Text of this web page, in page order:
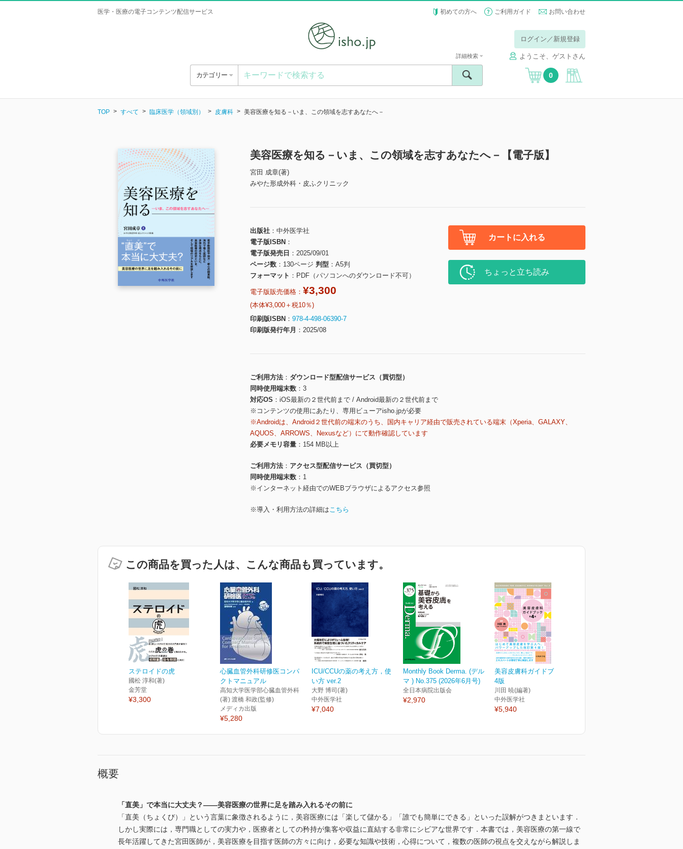
医学・医療の電子コンテンツ配信サービス 初めての方へ ご利用ガイド お問い合わせ
ログイン／新規登録
ようこそ、ゲストさん
カテゴリー
詳細検索
0
TOP すべて 臨床医学（領域別） 皮膚科 美容医療を知る－いま、この領域を志すあなたへ－
美容医療を知る－いま、この領域を志すあなたへ－【電子版】
宮田 成章(著)
みやた形成外科・皮ふクリニック
出版社
中外医学社
電子版ISBN
電子版発売日
2025/09/01
ページ数
130ページ 判型
A5判
フォーマット
PDF（パソコンへのダウンロード不可）
電子版販売価格： ¥3,300
(本体¥3,000＋税10％)
印刷版ISBN
978-4-498-06390-7
印刷版発行年月
2025/08
カートに入れる
ちょっと立ち読み
ご利用方法
ダウンロード型配信サービス（買切型）
同時使用端末数
3
対応OS
iOS最新の２世代前まで / Android最新の２世代前まで
※コンテンツの使用にあたり、専用ビューアisho.jpが必要
※Androidは、Android２世代前の端末のうち、国内キャリア経由で販売されている端末（Xperia、GALAXY、
AQUOS、ARROWS、Nexusなど）にて動作確認しています
必要メモリ容量
154 MB以上
ご利用方法
アクセス型配信サービス（買切型）
同時使用端末数
1
※インターネット経由でのWEBブラウザによるアクセス参照
※導入・利用方法の詳細はこちら
この商品を買った人は、こんな商品も買っています。
ステロイドの虎
國松 淳和(著)
金芳堂
¥3,300
心臓血管外科研修医コンパ
クトマニュアル
高知大学医学部心臓血管外科
(著) 渡橋 和政(監修)
メディカ出版
¥5,280
ICU/CCUの薬の考え方，使
い方 ver.2
大野 博司(著)
中外医学社
¥7,040
Monthly Book Derma. (デル
マ ) No.375 (2026年6月号)
全日本病院出版会
¥2,970
美容皮膚科ガイドブック 第
4版
川田 暁(編著)
中外医学社
¥5,940
概要
「直美」で本当に大丈夫？――美容医療の世界に足を踏み入れるその前に
「直美（ちょくび）」という言葉に象徴されるように，美容医療には「楽して儲かる」「誰でも簡単にできる」といった誤解がつきまといます．
しかし実際には，専門職としての実力や，医療者としての矜持が集客や収益に直結する非常にシビアな世界です．本書では，美容医療の第一線で
長年活躍してきた宮田医師が，美容医療を目指す医師の方々に向け，必要な知識や技術，心得について，複数の医師の視点を交えながら解説しま